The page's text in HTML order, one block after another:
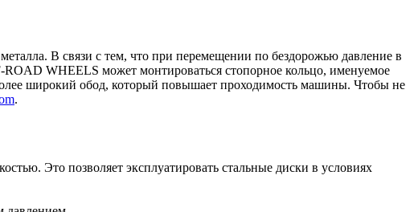
В связи с тем, что при перемещении по бездорожью давление в
WHEELS может монтироваться стопорное кольцо, именуемое
широкий обод, который повышает проходимость машины. Чтобы не
.
Это позволяет эксплуатировать стальные диски в условиях